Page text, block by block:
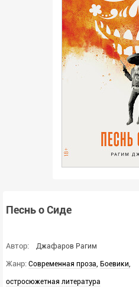
Песнь о Сиде
Автор: Джафаров Рагим
Жанр: Современная проза, Боевики,
остросюжетная литература